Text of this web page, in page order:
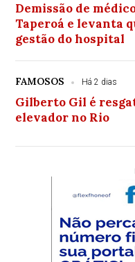
Demissão de
Taperoá e levanta
gestão do hospital
FAMOSOS Há 2 dias
Gilberto Gil é
elevador no Rio